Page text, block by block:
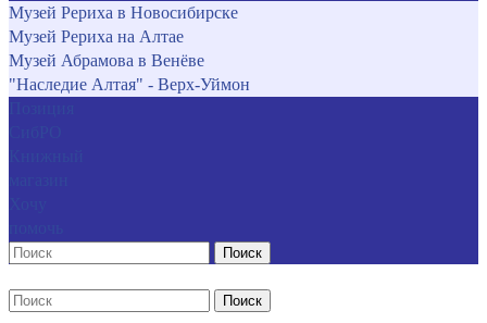
Музей Рериха в Новосибирске
Музей Рериха на Алтае
Музей Абрамова в Венёве
"Наследие Алтая" - Верх-Уймон
Поиск
Поиск